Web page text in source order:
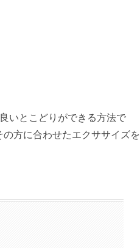
いとこどりができる方法で
方に合わせたエクササイズを